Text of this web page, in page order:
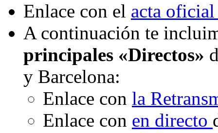
Enlace con el acta
A continuación te
principales «Directos»
y Barcelona:
Enlace con la
Enlace con en directo